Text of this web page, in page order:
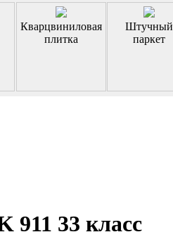
Кварцвиниловая
плитка
Штучный
паркет
911 33 класс